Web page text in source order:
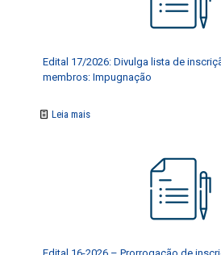
Edital 17/2026: Divulga lista de
membros: Impugnação
Leia mais